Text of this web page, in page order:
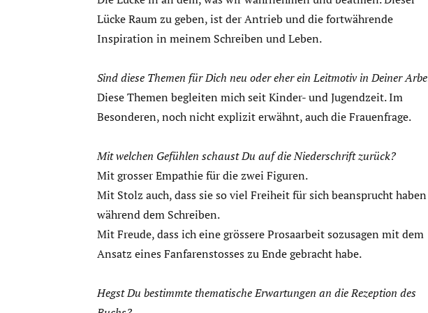
Lücke Raum zu geben, ist der Antrieb und die fortwährende
Inspiration in meinem Schreiben und Leben.
Sind diese Themen für Dich neu oder eher ein Leitmotiv in Deiner
Diese Themen begleiten mich seit Kinder- und Jugendzeit. Im
Besonderen, noch nicht explizit erwähnt, auch die Frauenfrage.
Mit welchen Gefühlen schaust Du auf die Niederschrift zurück?
Mit grosser Empathie für die zwei Figuren.
Mit Stolz auch, dass sie so viel Freiheit für sich beansprucht haben
während dem Schreiben.
Mit Freude, dass ich eine grössere Prosaarbeit sozusagen mit dem
Ansatz eines Fanfarenstosses zu Ende gebracht habe.
Hegst Du bestimmte thematische Erwartungen an die Rezeption des